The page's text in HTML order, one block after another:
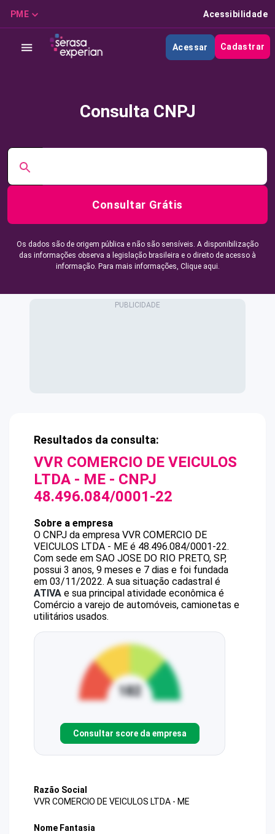
PME Acessibilidade
Acessar Cadastrar
Consulta CNPJ
Consultar Grátis
Os dados são de origem pública e não são sensíveis. A disponibilização
das informações observa a legislação brasileira e o direito de acesso à
informação. Para mais informações, Clique aqui.
Resultados da consulta:
VVR COMERCIO DE VEICULOS
LTDA - ME - CNPJ
48.496.084/0001-22
Sobre a empresa
O CNPJ da empresa VVR COMERCIO DE
VEICULOS LTDA - ME é 48.496.084/0001-22.
Com sede em SAO JOSE DO RIO PRETO, SP,
possui 3 anos, 9 meses e 7 dias e foi fundada
em 03/11/2022. A sua situação cadastral é
ATIVA e sua principal atividade econômica é
Comércio a varejo de automóveis, camionetas e
utilitários usados.
Consultar score da empresa
Razão Social
VVR COMERCIO DE VEICULOS LTDA - ME
Nome Fantasia